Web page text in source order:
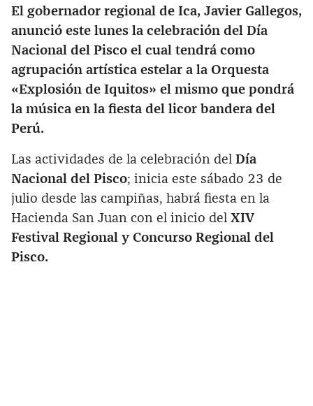
El gobernador regional de Ica, Javier Gallegos,
anunció este lunes la celebración del Día
Nacional del Pisco el cual tendrá como
agrupación artística estelar a la Orquesta
«Explosión de Iquitos» el mismo que pondrá
la música en la fiesta del licor bandera del
Perú.
Las actividades de la celebración del Día
Nacional del Pisco; inicia este sábado 23 de
julio desde las campiñas, habrá fiesta en la
Hacienda San Juan con el inicio del XIV
Festival Regional y Concurso Regional del
Pisco.